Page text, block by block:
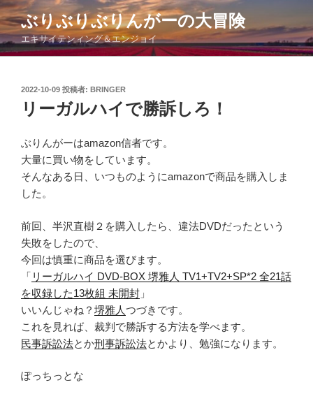
コ
ン
テ
ン
ぶりぶりぶりんがーの大冒険
エキサイテンィング＆エンジョイ
投
稿
日:
2022-10-09 投稿者: BRINGER
リーガルハイで勝訴しろ！
ぶりんがーはamazon信者です。
大量に買い物をしています。
そんなある日、いつものようにamazonで商品を購入しま
した。
前回、半沢直樹２を購入したら、違法DVDだったという
失敗をしたので、
今回は慎重に商品を選びます。
「 リーガルハイ DVD-BOX 堺雅人 TV1+TV2+SP*2 全21話
を収録した13枚組 未開封 」
いいんじゃね？ 堺雅人つづきです。
これを見れば、裁判で勝訴する方法を学べます。
民事訴訟法とか刑事訴訟法とかより、勉強になります。
ぽっちっとな